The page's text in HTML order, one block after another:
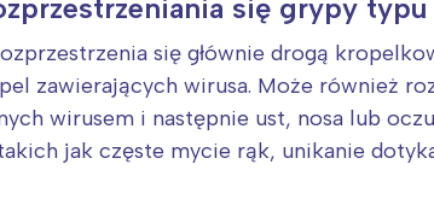
się grypy typu
się głównie drogą
zawierających wirusa. Może również
wirusem i następnie ust, nosa lub
jak częste mycie rąk, unikanie